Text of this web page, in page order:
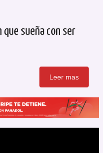
que sueña con ser
Leer mas